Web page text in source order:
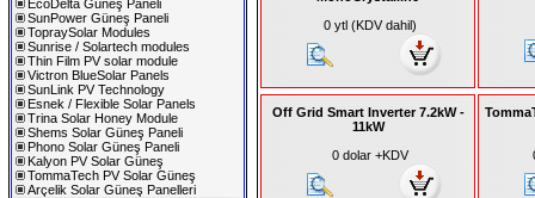
EcoDelta Güneş Paneli
SunPower Güneş Paneli
TopraySolar Modules
Sunrise / Solartech modules
Thin Film PV solar module
Victron BlueSolar Panels
SunLink PV Technology
Esnek / Flexible Solar Panels
Trina Solar Honey Module
Shems Solar Güneş Paneli
Phono Solar Güneş Paneli
Kalyon PV Solar Güneş
TommaTech PV Solar Güneş
Arçelik Solar Güneş Panelleri
0 ytl (KDV dahil)
Off Grid Smart Inverter 7.2kW -
11kW
0 dolar +KDV